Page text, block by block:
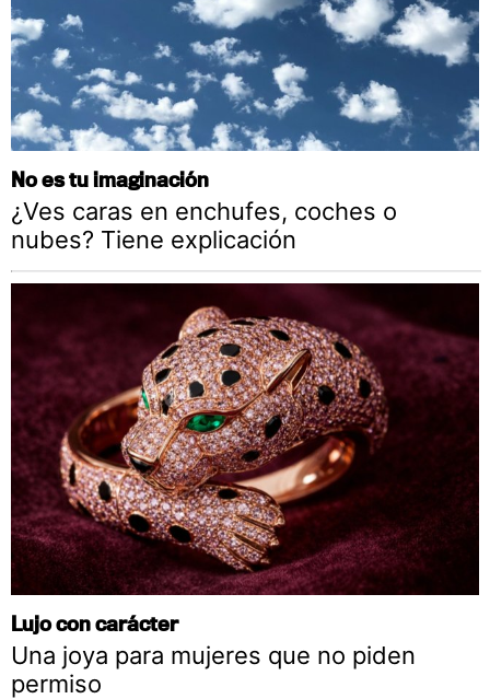
No es tu imaginación
¿Ves caras en enchufes, coches o
nubes? Tiene explicación
Lujo con carácter
Una joya para mujeres que no piden
permiso